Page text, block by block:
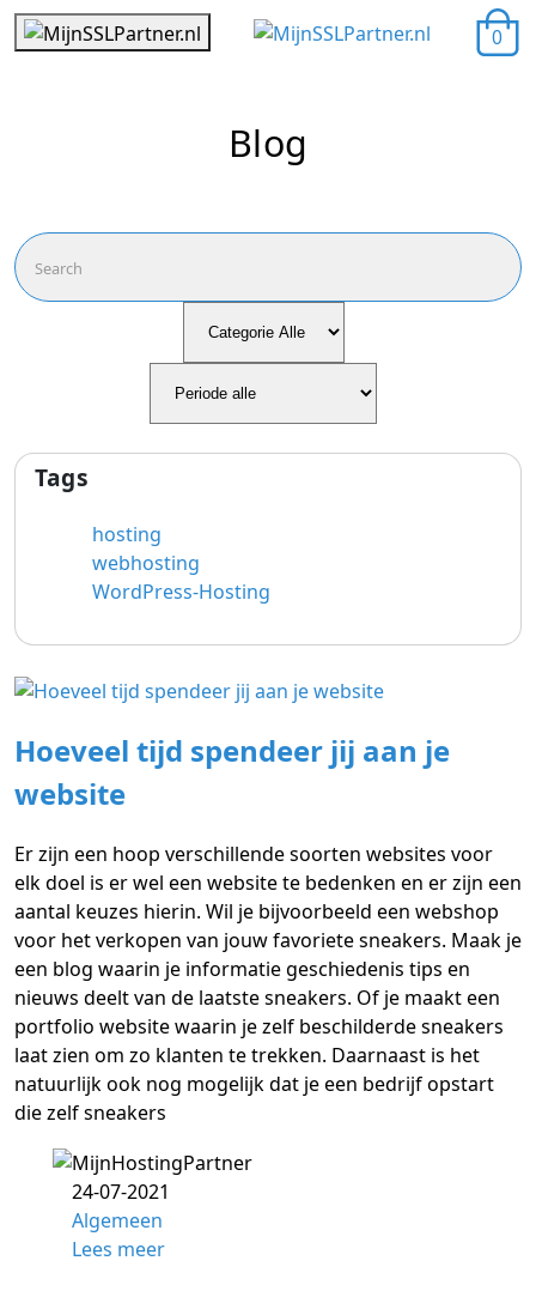
0
Blog
Tags
hosting
webhosting
WordPress-Hosting
Hoeveel tijd spendeer jij aan je
website
Er zijn een hoop verschillende soorten websites voor
elk doel is er wel een website te bedenken en er zijn een
aantal keuzes hierin. Wil je bijvoorbeeld een webshop
voor het verkopen van jouw favoriete sneakers. Maak je
een blog waarin je informatie geschiedenis tips en
nieuws deelt van de laatste sneakers. Of je maakt een
portfolio website waarin je zelf beschilderde sneakers
laat zien om zo klanten te trekken. Daarnaast is het
natuurlijk ook nog mogelijk dat je een bedrijf opstart
die zelf sneakers
24-07-2021
Algemeen
Lees meer